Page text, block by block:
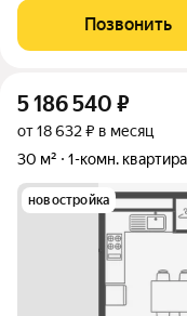
«Сфера» состоит из
Выбор для тех, кто
Позвонить
5 186 540 ₽
от 18 632 ₽ в месяц
30 м²
1-комн. квартира
новостройка